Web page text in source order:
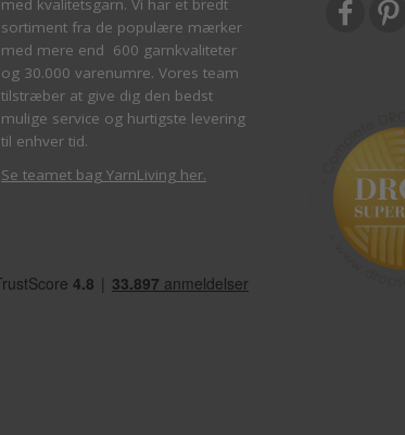
sortiment fra de populære mærker
med mere end 600 garnkvaliteter
og 30.000 varenumre. Vores team
tilstræber at give dig den bedst
mulige service og hurtigste levering
til enhver tid.
Se teamet bag YarnLiving her.